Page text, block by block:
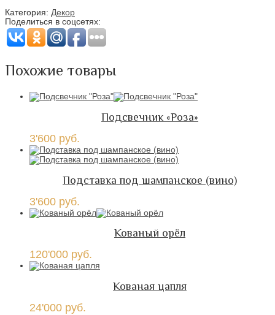
Категория: Декор
Поделиться в соцсетях:
Похожие товары
Подсвечник «Роза»
3'600 руб.
Подставка под шампанское (вино)
3'600 руб.
Кованый орёл
120'000 руб.
Кованая цапля
24'000 руб.